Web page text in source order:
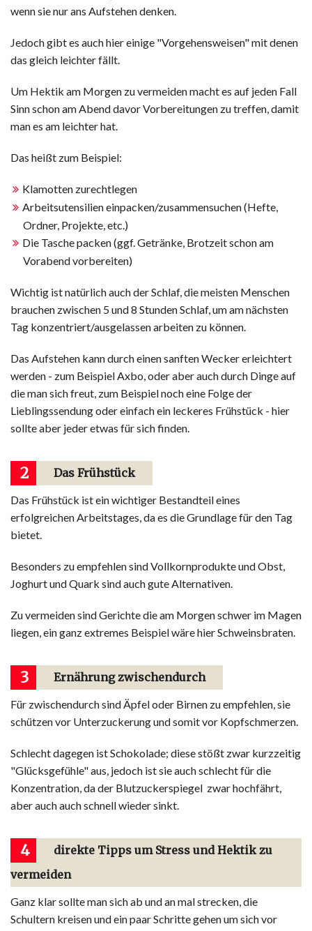
wenn sie nur ans Aufstehen denken.
Jedoch gibt es auch hier einige "Vorgehensweisen" mit denen
das gleich leichter fällt.
Um Hektik am Morgen zu vermeiden macht es auf jeden Fall
Sinn schon am Abend davor Vorbereitungen zu treffen, damit
man es am leichter hat.
Das heißt zum Beispiel:
Klamotten zurechtlegen
Arbeitsutensilien einpacken/zusammensuchen (Hefte,
Ordner, Projekte, etc.)
Die Tasche packen (ggf. Getränke, Brotzeit schon am
Vorabend vorbereiten)
Wichtig ist natürlich auch der Schlaf, die meisten Menschen
brauchen zwischen 5 und 8 Stunden Schlaf, um am nächsten
Tag konzentriert/ausgelassen arbeiten zu können.
Das Aufstehen kann durch einen sanften Wecker erleichtert
werden - zum Beispiel Axbo, oder aber auch durch Dinge auf
die man sich freut, zum Beispiel noch eine Folge der
Lieblingssendung oder einfach ein leckeres Frühstück - hier
sollte aber jeder etwas für sich finden.
2 Das Frühstück
Das Frühstück ist ein wichtiger Bestandteil eines
erfolgreichen Arbeitstages, da es die Grundlage für den Tag
bietet.
Besonders zu empfehlen sind Vollkornprodukte und Obst,
Joghurt und Quark sind auch gute Alternativen.
Zu vermeiden sind Gerichte die am Morgen schwer im Magen
liegen, ein ganz extremes Beispiel wäre hier Schweinsbraten.
3 Ernährung zwischendurch
Für zwischendurch sind Äpfel oder Birnen zu empfehlen, sie
schützen vor Unterzuckerung und somit vor Kopfschmerzen.
Schlecht dagegen ist Schokolade; diese stößt zwar kurzzeitig
"Glücksgefühle" aus, jedoch ist sie auch schlecht für die
Konzentration, da der Blutzuckerspiegel zwar hochfährt,
aber auch auch schnell wieder sinkt.
4
direkte Tipps um Stress und Hektik zu
vermeiden
Ganz klar sollte man sich ab und an mal strecken, die
Schultern kreisen und ein paar Schritte gehen um sich vor